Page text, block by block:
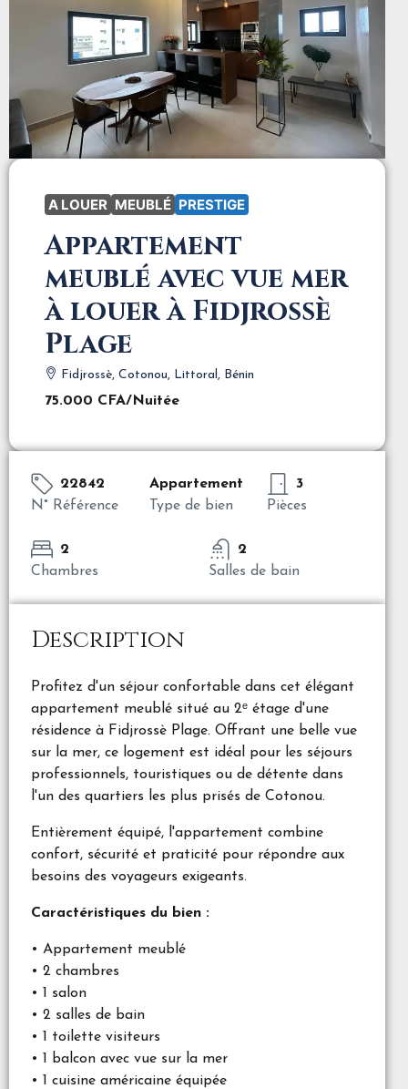
A LOUER MEUBLÉ PRESTIGE
Appartement
meublé avec vue mer
à louer à Fidjrossè
Plage
Fidjrossè, Cotonou, Littoral, Bénin
75.000 CFA/Nuitée
22842
N° Référence
Appartement
Type de bien
3
Pièces
2
Chambres
2
Salles de bain
Description
Profitez d'un séjour confortable dans cet élégant
appartement meublé situé au 2ᵉ étage d'une
résidence à Fidjrossè Plage. Offrant une belle vue
sur la mer, ce logement est idéal pour les séjours
professionnels, touristiques ou de détente dans
l'un des quartiers les plus prisés de Cotonou.
Entièrement équipé, l'appartement combine
confort, sécurité et praticité pour répondre aux
besoins des voyageurs exigeants.
Caractéristiques du bien :
• Appartement meublé
• 2 chambres
• 1 salon
• 2 salles de bain
• 1 toilette visiteurs
• 1 balcon avec vue sur la mer
• 1 cuisine américaine équipée